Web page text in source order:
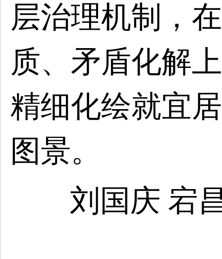
层治理机制，
质、矛盾化解
精细化绘就宜
图景。
刘国庆 宕